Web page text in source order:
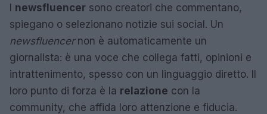
newsfluencer sono creatori che commentano,
spiegano o selezionano notizie sui social. Un
newsfluencernon è automaticamente un
giornalista: è una voce che collega fatti, opinioni e
intrattenimento, spesso con un linguaggio diretto. Il
loro punto di forza è la relazione con la
community, che affida loro attenzione e fiducia.